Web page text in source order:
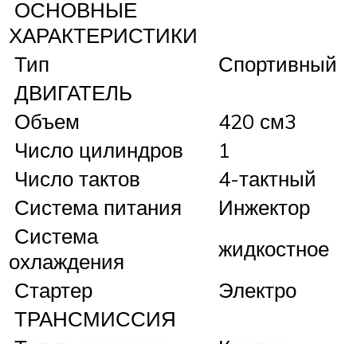
ОСНОВНЫЕ
ХАРАКТЕРИСТИКИ
Тип
Спортивный
ДВИГАТЕЛЬ
Объем
420 см3
Число цилиндров
1
Число тактов
4-тактный
Система питания
Инжектор
Система
охлаждения
жидкостное
Стартер
Электро
ТРАНСМИССИЯ